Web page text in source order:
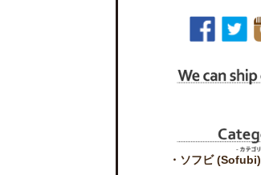
・ソフビ (Sofubi)